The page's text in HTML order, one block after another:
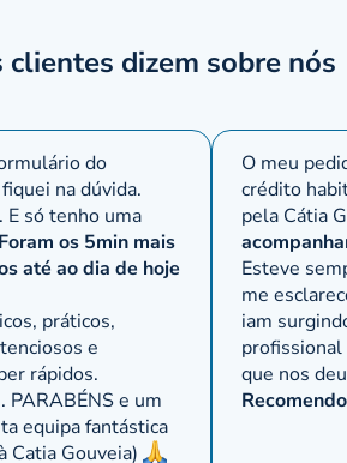
clientes dizem sobre nós
do
fiquei na dúvida.
E só tenho uma
Foram os 5min mais
até ao dia de hoje
práticos,
e
rápidos.
PARABÉNS e um
equipa fantástica
Catia Gouveia)
O meu
crédito
pela Cátia
Esteve
me
iam
profissional
que nos